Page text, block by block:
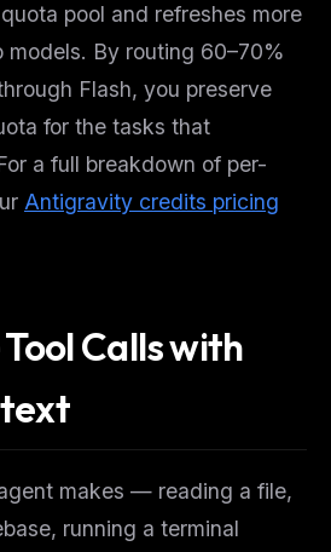
pool and refreshes more
models. By routing 60–70%
Flash, you preserve
for the tasks that
a full breakdown of per-
Antigravity credits pricing
Calls with
makes — reading a file,
running a terminal